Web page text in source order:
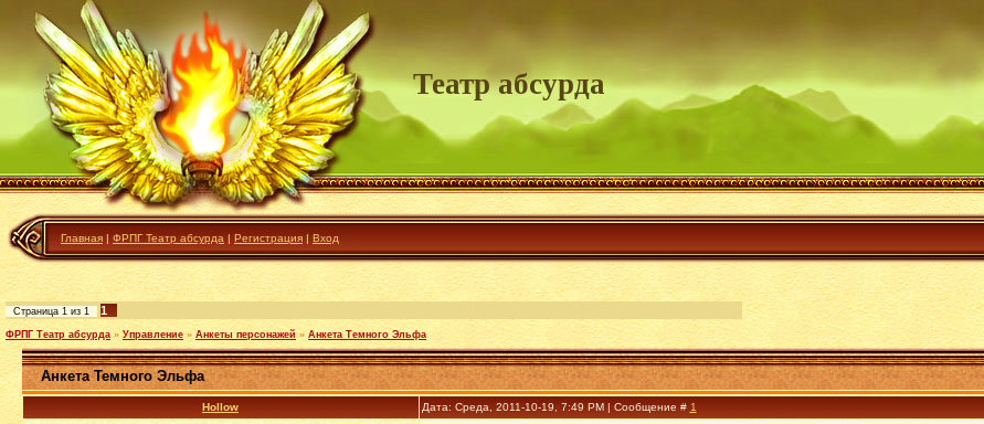
Театр абсурда
Главная | ФРПГ Театр абсурда | Регистрация | Вход
Страница 1 из 1 1
ФРПГ Театр абсурда » Управление » Анкеты персонажей » Анкета Темного Эльфа
Анкета Темного Эльфа
Hollow Дата: Среда, 2011-10-19, 7:49 PM | Сообщение # 1